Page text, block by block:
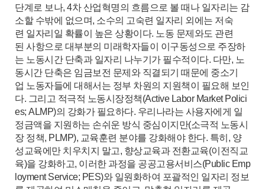
단계로 보나, 4차 산업혁명의 흐름으로 볼 때나 일자리는 감
소할 수밖에 없으며, 소수의 고숙련 일자리 외에는 저숙
련 일자리일 확률이 높은 상황이다. 노동 문제와도 관련
된 사항으로 대부분의 미래학자들이 이구동성으로 주장하
는 노동시간 단축과 일자리 나누기가 필수적이다. 다만, 노
동시간 단축은 임금보전 문제와 직결되기 때문에 중소기
업 노동자들에 대해서는 정부 차원의 지원책이 필요해 보인
다. 그리고 적극적 노동시장정책(Active Labor Market Polici
es; ALMP)의 강화가 필요하다. 우리나라는 사용자에게 일
정금액을 지원하는 손쉬운 방식 중심이지만(소극적 노동시
장 정책, PLMP), 교육훈련 분야를 강화해야 한다. 특히, 양
성교육에만 치우치지 말고, 향상교육과 전환교육(이전직교
육)을 강화하고, 이러한 과정을 공공고용서비스(Public Emp
loyment Service; PES)와 일원화하여 포괄적인 일자리 정보